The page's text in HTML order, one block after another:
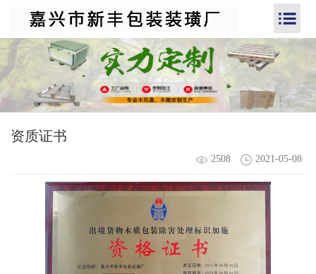
资质证书
2508 2021-05-08